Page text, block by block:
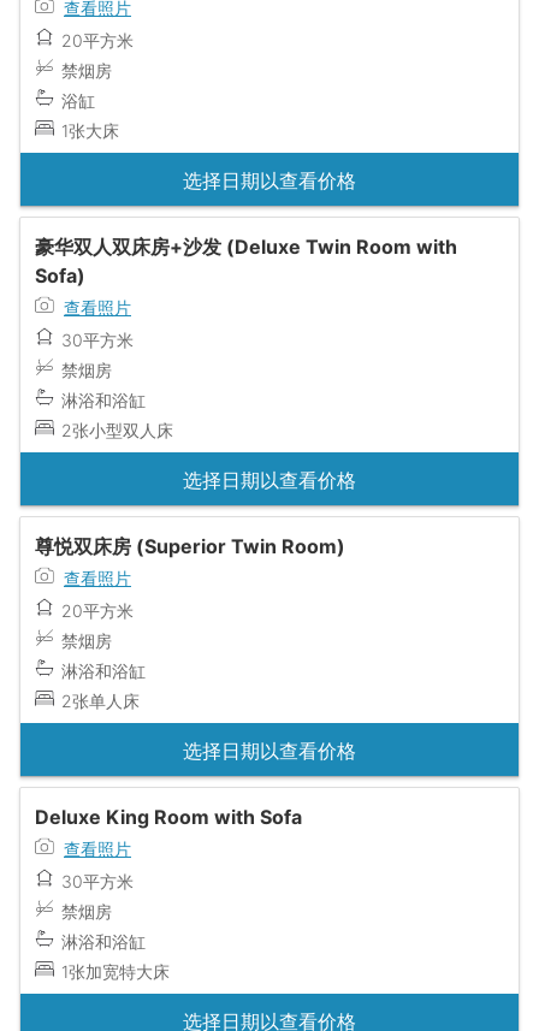
查看照片
20平方米
禁烟房
浴缸
1张大床
选择日期以查看价格
豪华双人双床房+沙发 (Deluxe Twin Room with
Sofa)
查看照片
30平方米
禁烟房
淋浴和浴缸
2张小型双人床
选择日期以查看价格
尊悦双床房 (Superior Twin Room)
查看照片
20平方米
禁烟房
淋浴和浴缸
2张单人床
选择日期以查看价格
Deluxe King Room with Sofa
查看照片
30平方米
禁烟房
淋浴和浴缸
1张加宽特大床
选择日期以查看价格